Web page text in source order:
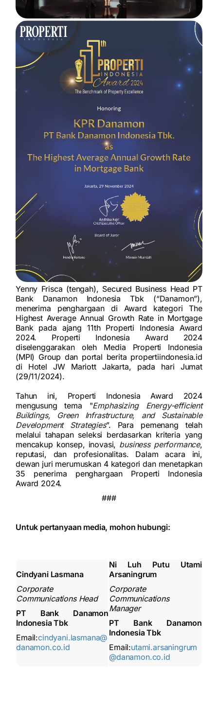
Yenny Frisca (tengah), Secured Business Head PT
Bank Danamon Indonesia Tbk (“Danamon”),
menerima penghargaan di Award kategori The
Highest Average Annual Growth Rate in Mortgage
Bank pada ajang 11th Properti Indonesia Award
2024. Properti Indonesia Award 2024
diselenggarakan oleh Media Properti Indonesia
(MPI) Group dan portal berita propertiindonesia.id
di Hotel JW Mariott Jakarta, pada hari Jumat
(29/11/2024).
Tahun ini, Properti Indonesia Award 2024
mengusung tema "Emphasizing Energy-efficient
Buildings, Green Infrastructure, and Sustainable
Development Strategies”. Para pemenang telah
melalui tahapan seleksi berdasarkan kriteria yang
mencakup konsep, inovasi, business performance,
reputasi, dan profesionalitas. Dalam acara ini,
dewan juri merumuskan 4 kategori dan menetapkan
35 penerima penghargaan Properti Indonesia
Award 2024.
###
Untuk pertanyaan media, mohon hubungi:
Cindyani Lasmana
Corporate
Communications Head
PT Bank Danamon
Indonesia Tbk
Email:cindyani.lasmana@
danamon.co.id
Ni Luh Putu Utami
Arsaningrum
Corporate
Communications
Manager
PT Bank Danamon
Indonesia Tbk
Email:utami.arsaningrum
@danamon.co.id